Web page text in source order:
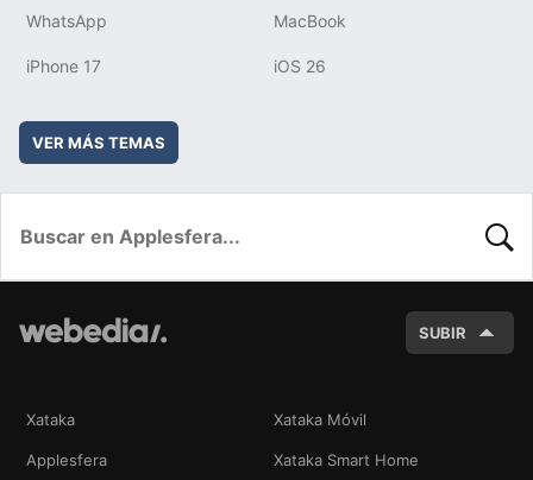
WhatsApp MacBook
iPhone 17 iOS 26
VER MÁS TEMAS
SUBIR
Xataka Xataka Móvil
Applesfera Xataka Smart Home